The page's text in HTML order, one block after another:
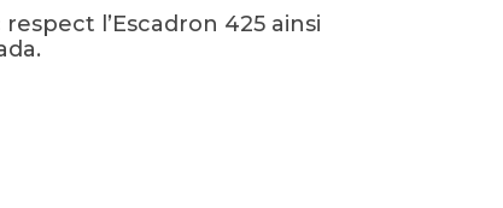
l’Escadron 425 ainsi